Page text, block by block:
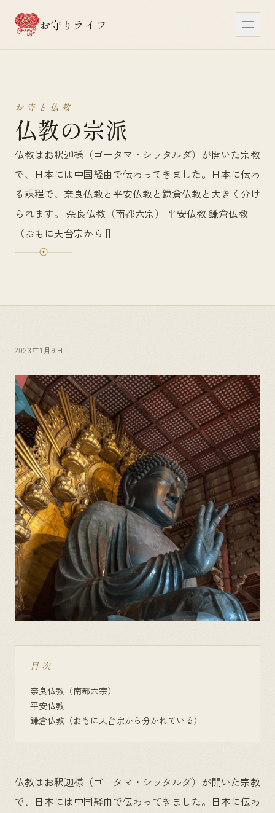
お守りライフ メニ
お寺と仏教
仏教の宗派
仏教はお釈迦様（ゴータマ・シッタルダ）が開いた宗教
で、日本には中国経由で伝わってきました。日本に伝わ
る課程で、奈良仏教と平安仏教と鎌倉仏教と大きく分け
られます。 奈良仏教（南都六宗） 平安仏教 鎌倉仏教
（おもに天台宗から []
2023年1月9日
目次
奈良仏教（南都六宗）
平安仏教
鎌倉仏教（おもに天台宗から分かれている）
仏教はお釈迦様（ゴータマ・シッタルダ）が開いた宗教
で、日本には中国経由で伝わってきました。日本に伝わ